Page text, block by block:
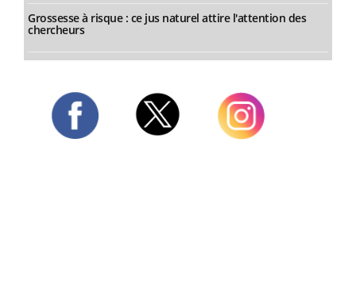
Grossesse à risque : ce jus naturel attire l'attention des
chercheurs